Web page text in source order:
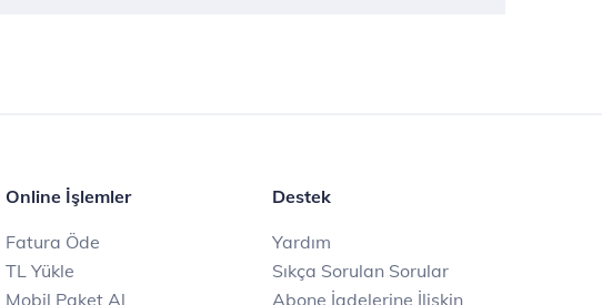
Online İşlemler
Fatura Öde
TL Yükle
Mobil Paket Al
Destek
Yardım
Sıkça Sorulan Sorular
Abone İadelerine İlişkin